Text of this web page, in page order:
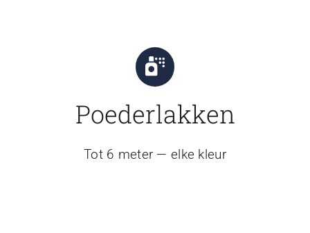
Poederlakken
Tot 6 meter — elke kleur